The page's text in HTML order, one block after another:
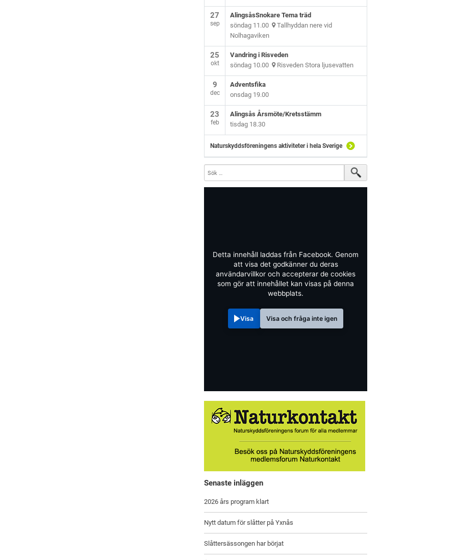
27
sep
AlingsåsSnokare Tema träd
söndag 11.00 Tallhyddan nere vid
Nolhagaviken
25
okt
Vandring i Risveden
söndag 10.00 Risveden Stora ljusevatten
9
dec
Adventsfika
onsdag 19.00
23
feb
Alingsås Årsmöte/Kretsstämm
tisdag 18.30
Naturskyddsföreningens aktiviteter i hela Sverige
Detta innehåll laddas från Facebook. Genom
att visa det godkänner du deras
användarvillkor och accepterar de cookies
som gör att innehållet kan visas på denna
webbplats.
Visa Visa och fråga inte igen
Senaste inläggen
2026 års program klart
Nytt datum för slåtter på Yxnås
Slåttersässongen har börjat